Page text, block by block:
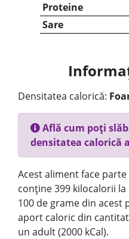
Proteine
Sare
Densitatea calorică:
Află cum poți
densitatea calorică
Acest aliment face
conține 399 kilocalorii
100 de grame din acest
aport caloric din
un adult (2000 kCal).